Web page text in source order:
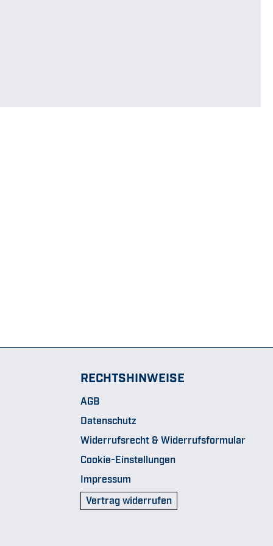
RECHTSHINWEISE
AGB
Datenschutz
Widerrufsrecht & Widerrufsformular
Cookie-Einstellungen
Impressum
Vertrag widerrufen